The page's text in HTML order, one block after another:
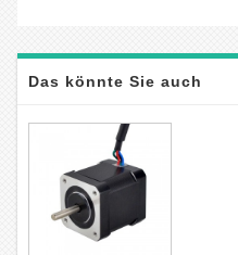
Das könnte Sie auch
interessieren